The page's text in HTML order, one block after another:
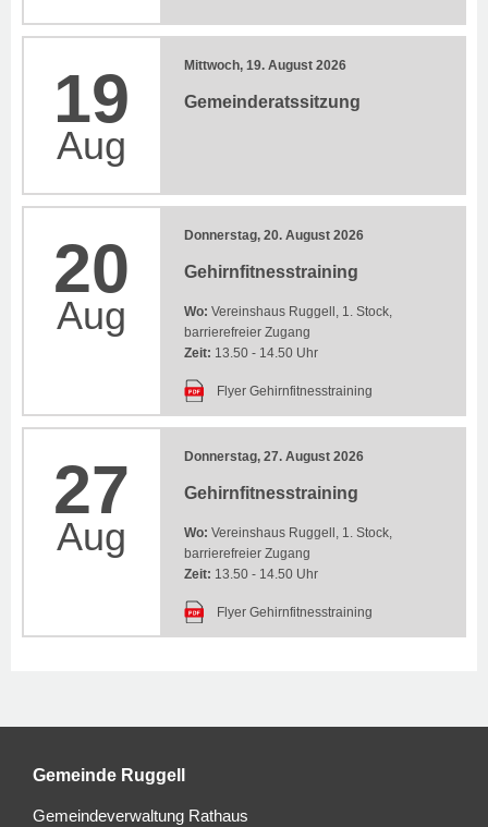
19
Aug
Mittwoch, 19. August 2026
Gemeinderatssitzung
20
Aug
Donnerstag, 20. August 2026
Gehirnfitnesstraining
Wo: Vereinshaus Ruggell, 1. Stock,
barrierefreier Zugang
Zeit: 13.50 - 14.50 Uhr
Flyer Gehirnfitnesstraining
27
Aug
Donnerstag, 27. August 2026
Gehirnfitnesstraining
Wo: Vereinshaus Ruggell, 1. Stock,
barrierefreier Zugang
Zeit: 13.50 - 14.50 Uhr
Flyer Gehirnfitnesstraining
Gemeinde Ruggell
Gemeindeverwaltung Rathaus